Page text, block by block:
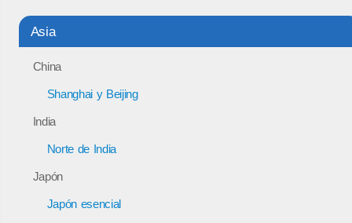
Asia
China
Shanghai y Beijing
India
Norte de India
Japón
Japón esencial